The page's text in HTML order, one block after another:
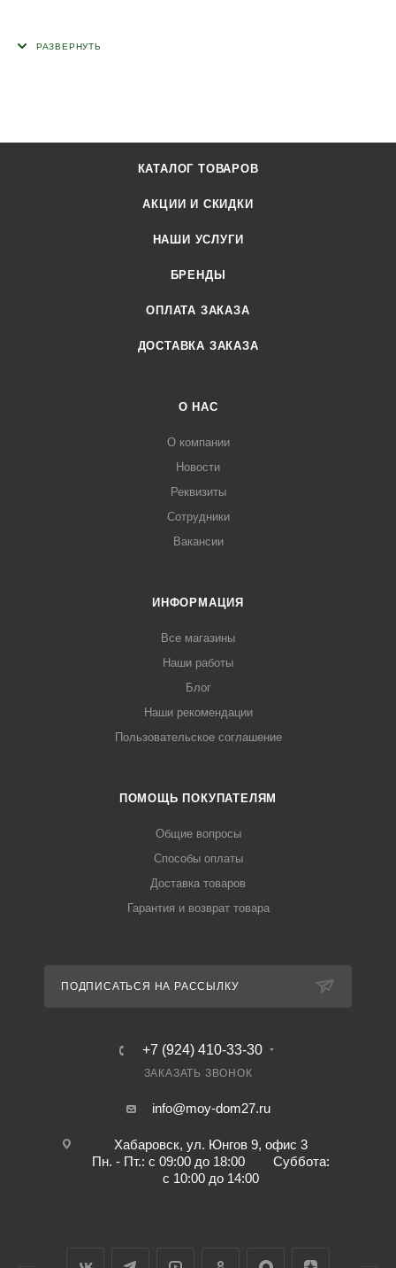
КАТАЛОГ ТОВАРОВ
АКЦИИ И СКИДКИ
НАШИ УСЛУГИ
БРЕНДЫ
ОПЛАТА ЗАКАЗА
ДОСТАВКА ЗАКАЗА
О НАС
О компании
Новости
Реквизиты
Сотрудники
Вакансии
ИНФОРМАЦИЯ
Все магазины
Наши работы
Блог
Наши рекомендации
Пользовательское соглашение
ПОМОЩЬ ПОКУПАТЕЛЯМ
Общие вопросы
Способы оплаты
Доставка товаров
Гарантия и возврат товара
ПОДПИСАТЬСЯ НА РАССЫЛКУ
+7 (924) 410-33-30
ЗАКАЗАТЬ ЗВОНОК
info@moy-dom27.ru
Хабаровск, ул. Юнгов 9, офис 3
Пн. - Пт.: с 09:00 до 18:00 Суббота:
с 10:00 до 14:00